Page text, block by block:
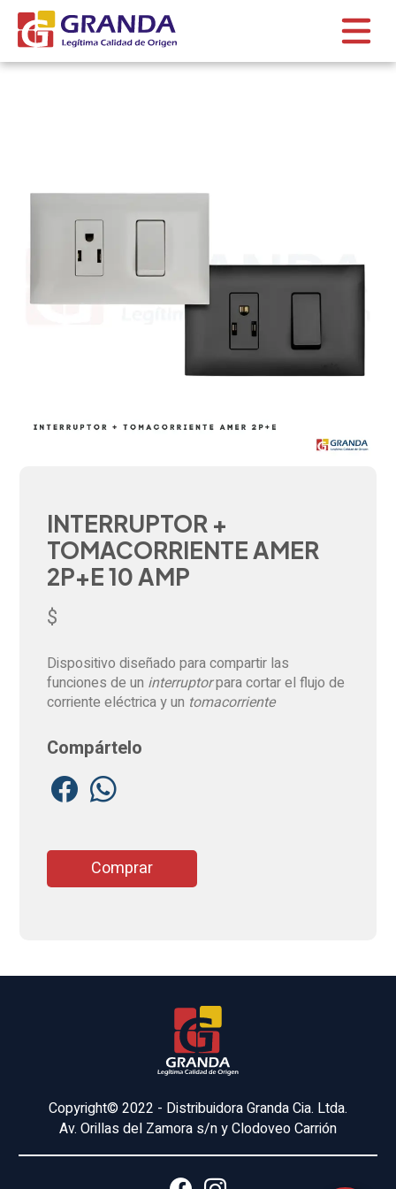
INTERRUPTOR +
TOMACORRIENTE AMER
2P+E 10 AMP
$
Dispositivo diseñado para compartir las
funciones de un interruptorpara cortar el flujo de
corriente eléctrica y un tomacorriente
Compártelo
Comprar
Copyright© 2022 - Distribuidora Granda Cia. Ltda.
Av. Orillas del Zamora s/n y Clodoveo Carrión